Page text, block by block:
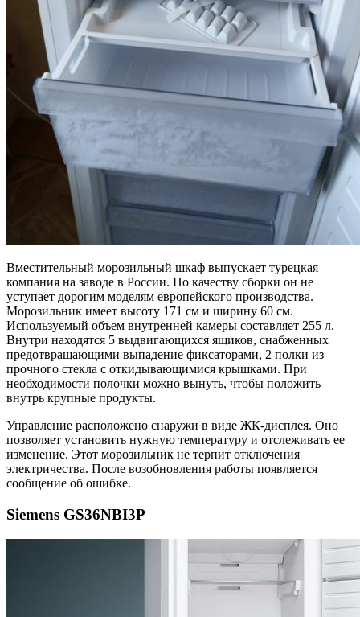
Вместительный морозильный шкаф выпускает турецкая
компания на заводе в России. По качеству сборки он не
уступает дорогим моделям европейского производства.
Морозильник имеет высоту 171 см и ширину 60 см.
Используемый объем внутренней камеры составляет 255 л.
Внутри находятся 5 выдвигающихся ящиков, снабженных
предотвращающими выпадение фиксаторами, 2 полки из
прочного стекла с откидывающимися крышками. При
необходимости полочки можно вынуть, чтобы положить
внутрь крупные продукты.
Управление расположено снаружи в виде ЖК-дисплея. Оно
позволяет установить нужную температуру и отслеживать ее
изменение. Этот морозильник не терпит отключения
электричества. После возобновления работы появляется
сообщение об ошибке.
Siemens GS36NBI3P